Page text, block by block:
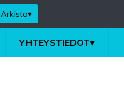
Arkisto▾
YHTEYSTIEDOT▾